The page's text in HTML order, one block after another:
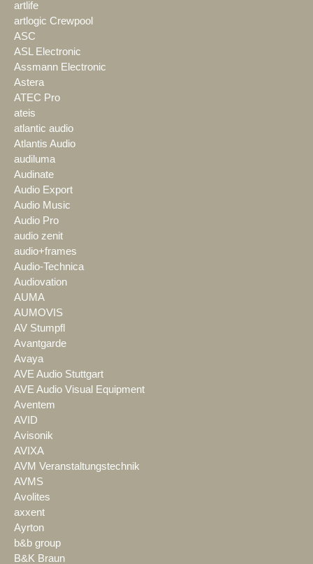
artlife
artlogic Crewpool
ASC
ASL Electronic
Assmann Electronic
Astera
ATEC Pro
ateis
atlantic audio
Atlantis Audio
audiluma
Audinate
Audio Export
Audio Music
Audio Pro
audio zenit
audio+frames
Audio-Technica
Audiovation
AUMA
AUMOVIS
AV Stumpfl
Avantgarde
Avaya
AVE Audio Stuttgart
AVE Audio Visual Equipment
Aventem
AVID
Avisonik
AVIXA
AVM Veranstaltungstechnik
AVMS
Avolites
axxent
Ayrton
b&b group
B&K Braun